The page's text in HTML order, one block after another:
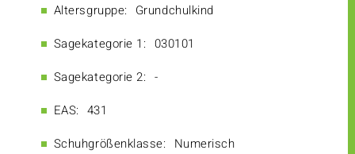
Altersgruppe: Grundchulkind
Sagekategorie 1: 030101
Sagekategorie 2: -
EAS: 431
Schuhgrößenklasse: Numerisch